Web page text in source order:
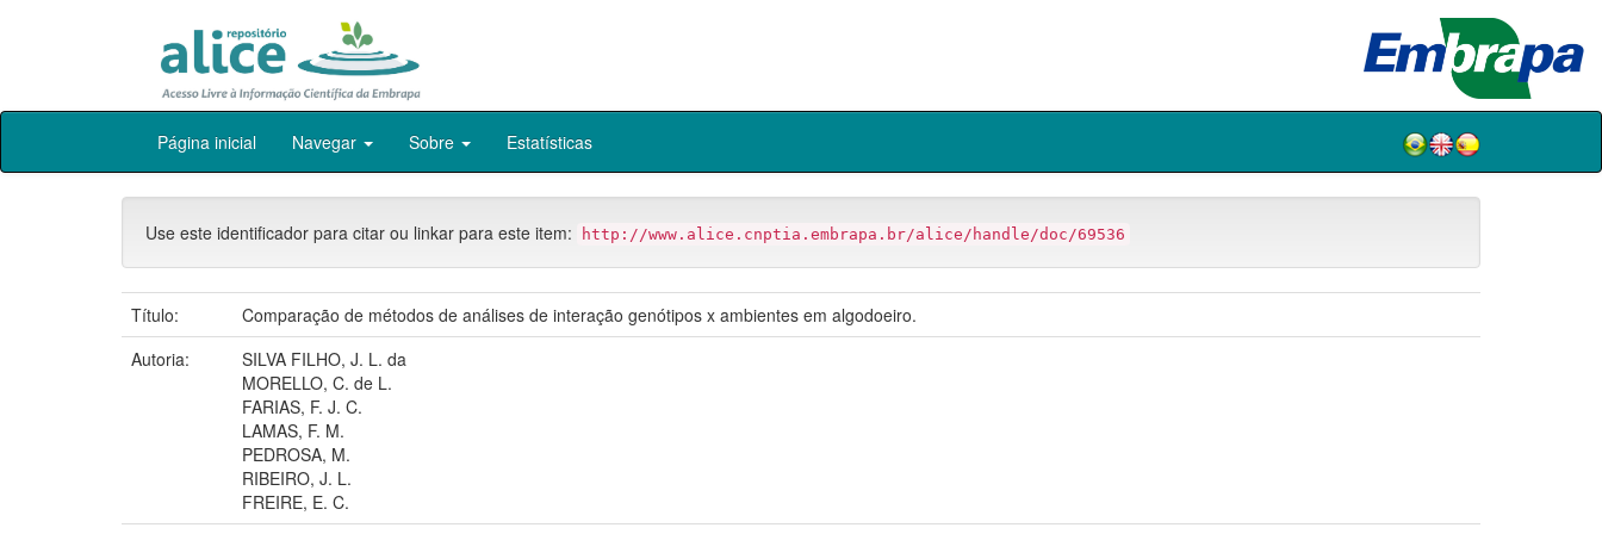
Skip
Página inicial Navegar Sobre Estatísticas
Use este identificador para citar ou linkar para este item: http://www.alice.cnptia.embrapa.br/alice/handle/doc/69536
Título:
Comparação de métodos de análises de interação genótipos x ambientes em algodoeiro.
Autoria:
SILVA FILHO, J. L. da
MORELLO, C. de L.
FARIAS, F. J. C.
LAMAS, F. M.
PEDROSA, M.
RIBEIRO, J. L.
FREIRE, E. C.